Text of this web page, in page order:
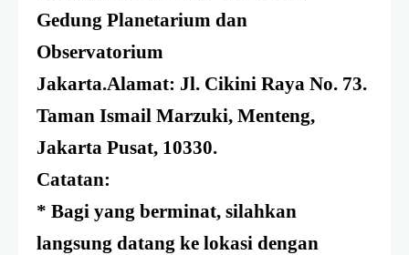
Gedung Planetarium dan
Observatorium
Jakarta.Alamat: Jl. Cikini Raya No. 73.
Taman Ismail Marzuki, Menteng,
Jakarta Pusat, 10330.
Catatan:
* Bagi yang berminat, silahkan
langsung datang ke lokasi dengan